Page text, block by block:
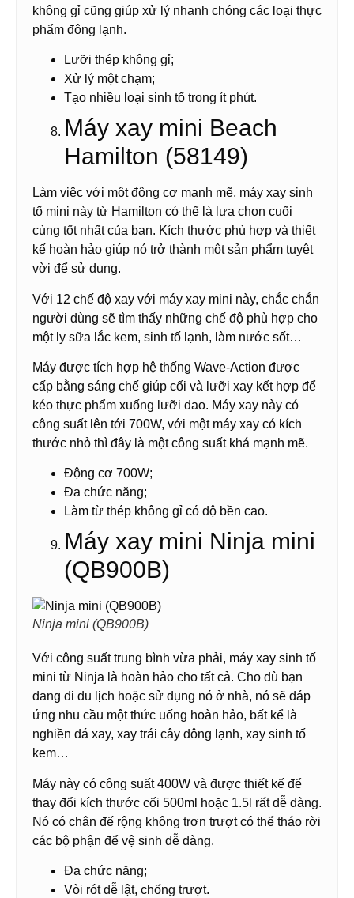
không gỉ cũng giúp xử lý nhanh chóng các loại thực
phẩm đông lạnh.
Lưỡi thép không gỉ;
Xử lý một chạm;
Tạo nhiều loại sinh tố trong ít phút.
Máy xay mini Beach
Hamilton (58149)
Làm việc với một động cơ mạnh mẽ, máy xay sinh
tố mini này từ Hamilton có thể là lựa chọn cuối
cùng tốt nhất của bạn. Kích thước phù hợp và thiết
kế hoàn hảo giúp nó trở thành một sản phẩm tuyệt
vời để sử dụng.
Với 12 chế độ xay với máy xay mini này, chắc chắn
người dùng sẽ tìm thấy những chế độ phù hợp cho
một ly sữa lắc kem, sinh tố lạnh, làm nước sốt…
Máy được tích hợp hệ thống Wave-Action được
cấp bằng sáng chế giúp cối và lưỡi xay kết hợp để
kéo thực phẩm xuống lưỡi dao. Máy xay này có
công suất lên tới 700W, với một máy xay có kích
thước nhỏ thì đây là một công suất khá mạnh mẽ.
Động cơ 700W;
Đa chức năng;
Làm từ thép không gỉ có độ bền cao.
Máy xay mini Ninja mini
(QB900B)
Ninja mini (QB900B)
Với công suất trung bình vừa phải, máy xay sinh tố
mini từ Ninja là hoàn hảo cho tất cả. Cho dù bạn
đang đi du lịch hoặc sử dụng nó ở nhà, nó sẽ đáp
ứng nhu cầu một thức uống hoàn hảo, bất kể là
nghiền đá xay, xay trái cây đông lạnh, xay sinh tố
kem…
Máy này có công suất 400W và được thiết kế để
thay đổi kích thước cối 500ml hoặc 1.5l rất dễ dàng.
Nó có chân đế rộng không trơn trượt có thể tháo rời
các bộ phận để vệ sinh dễ dàng.
Đa chức năng;
Vòi rót dễ lật, chống trượt.